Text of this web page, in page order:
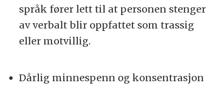
språk fører lett til at personen stenger
av verbalt blir oppfattet som trassig
eller motvillig.
Dårlig minnespenn og konsentrasjon